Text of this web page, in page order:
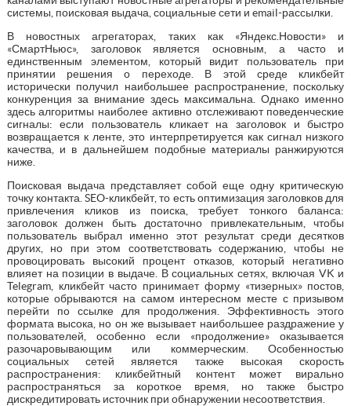
системы, поисковая выдача, социальные сети и email-рассылки.
В новостных агрегаторах, таких как «Яндекс.Новости» и
«СмартНьюс», заголовок является основным, а часто и
единственным элементом, который видит пользователь при
принятии решения о переходе. В этой среде кликбейт
исторически получил наибольшее распространение, поскольку
конкуренция за внимание здесь максимальна. Однако именно
здесь алгоритмы наиболее активно отслеживают поведенческие
сигналы: если пользователь кликает на заголовок и быстро
возвращается к ленте, это интерпретируется как сигнал низкого
качества, и в дальнейшем подобные материалы ранжируются
ниже.
Поисковая выдача представляет собой еще одну критическую
точку контакта. SEO-кликбейт, то есть оптимизация заголовков для
привлечения кликов из поиска, требует тонкого баланса:
заголовок должен быть достаточно привлекательным, чтобы
пользователь выбрал именно этот результат среди десятков
других, но при этом соответствовать содержанию, чтобы не
провоцировать высокий процент отказов, который негативно
влияет на позиции в выдаче. В социальных сетях, включая VK и
Telegram, кликбейт часто принимает форму «тизерных» постов,
которые обрываются на самом интересном месте с призывом
перейти по ссылке для продолжения. Эффективность этого
формата высока, но он же вызывает наибольшее раздражение у
пользователей, особенно если «продолжение» оказывается
разочаровывающим или коммерческим. Особенностью
социальных сетей является также высокая скорость
распространения: кликбейтный контент может вирально
распространяться за короткое время, но также быстро
дискредитировать источник при обнаружении несоответствия.